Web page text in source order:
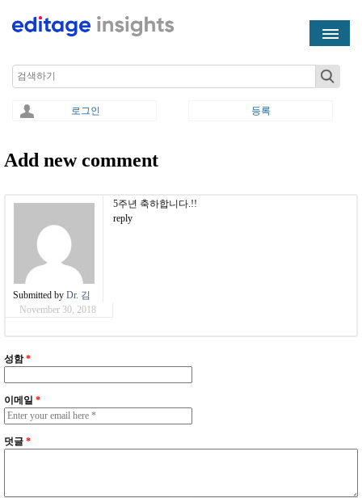
Search
로그인 등록
You are here
Add new comment
Submitted by Dr. 김
November 30, 2018
5주년 축하합니다.!!
reply
성함*
이메일 *
덧글 *